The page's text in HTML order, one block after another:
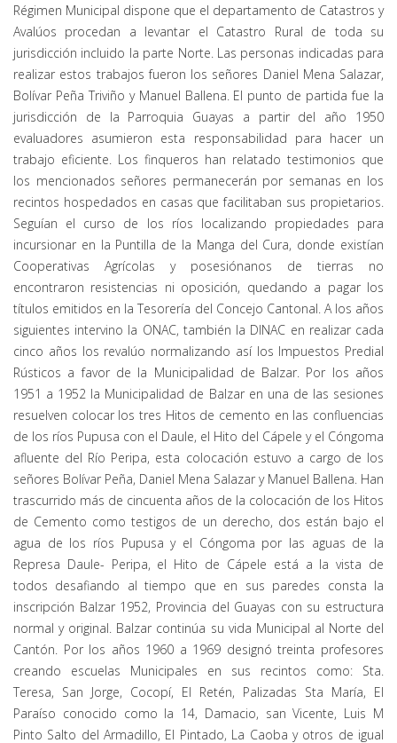
Régimen Municipal dispone que el departamento de Catastros y
Avalúos procedan a levantar el Catastro Rural de toda su
jurisdicción incluido la parte Norte. Las personas indicadas para
realizar estos trabajos fueron los señores Daniel Mena Salazar,
Bolívar Peña Triviño y Manuel Ballena. El punto de partida fue la
jurisdicción de la Parroquia Guayas a partir del año 1950
evaluadores asumieron esta responsabilidad para hacer un
trabajo eficiente. Los finqueros han relatado testimonios que
los mencionados señores permanecerán por semanas en los
recintos hospedados en casas que facilitaban sus propietarios.
Seguían el curso de los ríos localizando propiedades para
incursionar en la Puntilla de la Manga del Cura, donde existían
Cooperativas Agrícolas y posesiónanos de tierras no
encontraron resistencias ni oposición, quedando a pagar los
títulos emitidos en la Tesorería del Concejo Cantonal. A los años
siguientes intervino la ONAC, también la DINAC en realizar cada
cinco años los revalúo normalizando así los Impuestos Predial
Rústicos a favor de la Municipalidad de Balzar. Por los años
1951 a 1952 la Municipalidad de Balzar en una de las sesiones
resuelven colocar los tres Hitos de cemento en las confluencias
de los ríos Pupusa con el Daule, el Hito del Cápele y el Cóngoma
afluente del Río Peripa, esta colocación estuvo a cargo de los
señores Bolívar Peña, Daniel Mena Salazar y Manuel Ballena. Han
trascurrido más de cincuenta años de la colocación de los Hitos
de Cemento como testigos de un derecho, dos están bajo el
agua de los ríos Pupusa y el Cóngoma por las aguas de la
Represa Daule- Peripa, el Hito de Cápele está a la vista de
todos desafiando al tiempo que en sus paredes consta la
inscripción Balzar 1952, Provincia del Guayas con su estructura
normal y original. Balzar continúa su vida Municipal al Norte del
Cantón. Por los años 1960 a 1969 designó treinta profesores
creando escuelas Municipales en sus recintos como: Sta.
Teresa, San Jorge, Cocopí, El Retén, Palizadas Sta María, El
Paraíso conocido como la 14, Damacio, san Vicente, Luis M
Pinto Salto del Armadillo, El Pintado, La Caoba y otros de igual